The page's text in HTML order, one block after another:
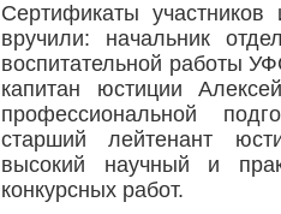
Сертификаты
вручили: начальник
воспитательной работы
капитан юстиции
профессиональной
старший лейтенант
высокий научный и
конкурсных работ.